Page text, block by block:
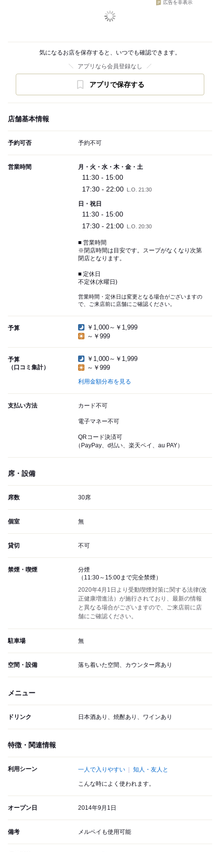
広告を非表示
気になるお店を保存すると、いつでも確認できます。
アプリなら会員登録なし
アプリで保存する
店舗基本情報
予約可否 予約不可
営業時間 月・火・水・木・金・土
11:30 - 15:00
17:30 - 22:00
L.O. 21:30
日・祝日
11:30 - 15:00
17:30 - 21:00
L.O. 20:30
■ 営業時間
※閉店時間は目安です。スープがなくなり次第
閉店となります。
■ 定休日
不定休(水曜日)
営業時間・定休日は変更となる場合がございますの
で、ご来店前に店舗にご確認ください。
予算
￥1,000～￥1,999
～￥999
予算
（口コミ集計）
￥1,000～￥1,999
～￥999
利用金額分布を見る
支払い方法 カード不可
電子マネー不可
QRコード決済可
（PayPay、d払い、楽天ペイ、au PAY）
席・設備
席数 30席
個室 無
貸切 不可
禁煙・喫煙
分煙
（11:30～15:00まで完全禁煙）
2020年4月1日より受動喫煙対策に関する法律(改
正健康増進法）が施行されており、最新の情報
と異なる場合がございますので、ご来店前に店
舗にご確認ください。
駐車場 無
空間・設備 落ち着いた空間、カウンター席あり
メニュー
ドリンク 日本酒あり、焼酎あり、ワインあり
特徴・関連情報
利用シーン 一人で入りやすい 知人・友人と
こんな時によく使われます。
オープン日 2014年9月1日
備考 メルペイも使用可能